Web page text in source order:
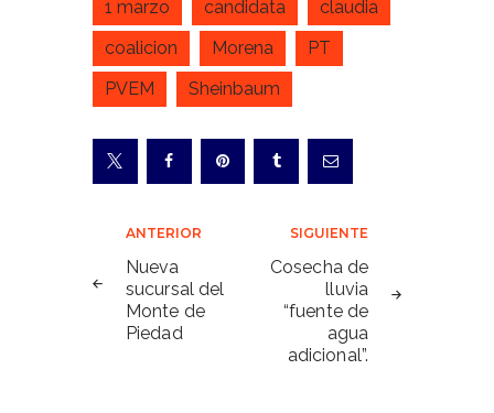
1 marzo
candidata
claudia
coalicion
Morena
PT
PVEM
Sheinbaum
Navegación
de
entradas
ANTERIOR
Nueva
sucursal del
Monte de
Piedad
SIGUIENTE
Cosecha de
lluvia
“fuente de
agua
adicional”.